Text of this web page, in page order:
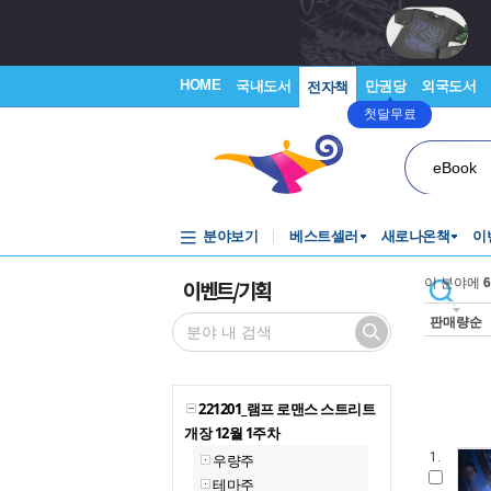
HOME 국내도서 전자책 만권당
첫달무료
외국도서
eBook
분야보기 베스트셀러 새로나온책 이
이벤트/기획
221201_램프 로맨스 스트리트
개장 12월 1주차
우량주
테마주
이 분야에
판매량순
1.